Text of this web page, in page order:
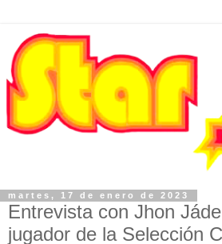
martes, 17 de enero de 2023
Entrevista con Jhon
jugador de la Selección